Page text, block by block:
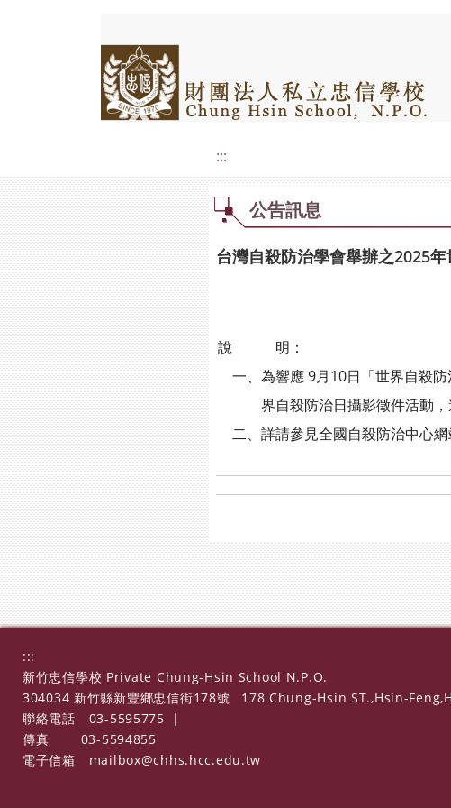
:::
公告訊息
台灣自殺防治學會舉辦之2025
說 明：
一、為響應 9月10日「世界自殺
界自殺防治日攝影徵件活動，邀
二、詳請參見全國自殺防治中心
:::
新竹忠信學校 Private Chung-Hsin School N.P.O.
304034 新竹縣新豐鄉忠信街178號
178 Chung-Hsin ST.,Hsin-
聯絡電話
03-5595775
|
傳真
03-5594855
電子信箱
mailbox@chhs.hcc.edu.tw